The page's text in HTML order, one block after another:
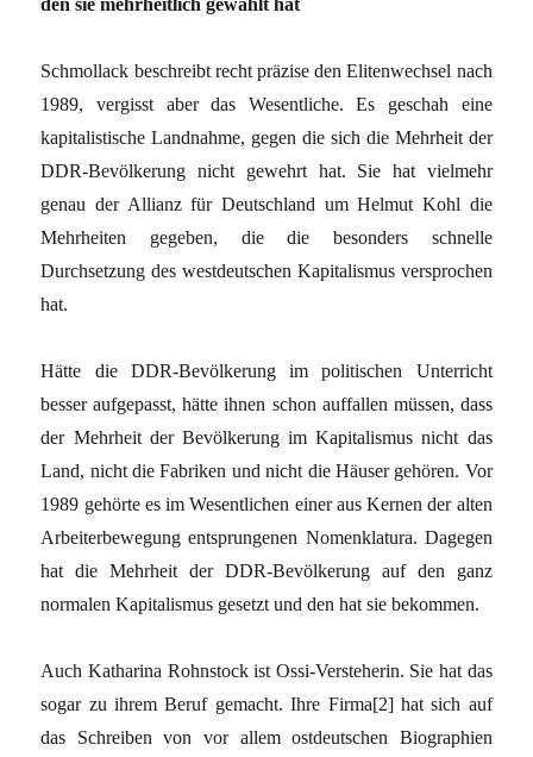
Schmollack beschreibt recht präzise den Elitenwechsel nach
1989, vergisst aber das Wesentliche. Es geschah eine
kapitalistische Landnahme, gegen die sich die Mehrheit der
DDR-Bevölkerung nicht gewehrt hat. Sie hat vielmehr
genau der Allianz für Deutschland um Helmut Kohl die
Mehrheiten gegeben, die die besonders schnelle
Durchsetzung des westdeutschen Kapitalismus versprochen
hat.
Hätte die DDR-Bevölkerung im politischen Unterricht
besser aufgepasst, hätte ihnen schon auffallen müssen, dass
der Mehrheit der Bevölkerung im Kapitalismus nicht das
Land, nicht die Fabriken und nicht die Häuser gehören. Vor
1989 gehörte es im Wesentlichen einer aus Kernen der alten
Arbeiterbewegung entsprungenen Nomenklatura. Dagegen
hat die Mehrheit der DDR-Bevölkerung auf den ganz
normalen Kapitalismus gesetzt und den hat sie bekommen.
Auch Katharina Rohnstock ist Ossi-Versteherin. Sie hat das
sogar zu ihrem Beruf gemacht. Ihre Firma[2] hat sich auf
das Schreiben von vor allem ostdeutschen Biographien